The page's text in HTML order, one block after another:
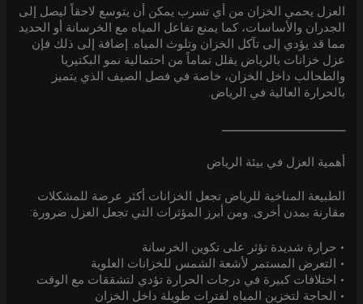
العزل يحمي الخزان من أي تسرب يمكن أن يتوسع لاحقاً ليصل إلى
الجدران والأساسات، كما يمنع تفاعل المياه مع الخرسانة أو الحديد
مما قد يؤدي إلى تآكل الخزان وتلوث المياه. إضافة إلى ذلك فإن
عزل خزانات بالرياض يقلل تماماً من احتمالية نمو البكتيريا
والطحالب داخل الخزان، خاصة في فصل الصيف الذي يتميز
بالحرارة العالية في الرياض.
ــــــــــــــــــــــــــــــــــــــ
أهمية العزل في بيئة الرياض
الطبيعة المناخية للرياض تجعل الخزانات أكثر عرضة للمشكلات
مقارنة بمدن أخرى. ومن أبرز المؤثرات التي تجعل العزل ضرورة:
• حرارة شديدة تؤثر على تكوين الخرسانة
• التعرض المستمر لأشعة الشمس للخزانات العلوية
• اختلافات كبيرة في درجات الحرارة تؤدي لتشققات مع الوقت
• الحاجة لتخزين المياه لفترات طويلة داخل الخزان